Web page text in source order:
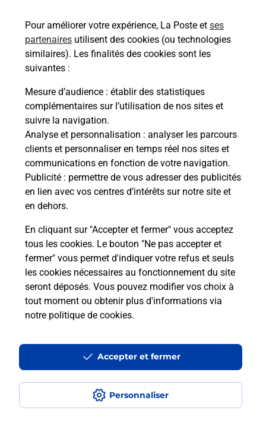
Pour améliorer votre expérience, La Poste et ses
partenaires utilisent des cookies (ou technologies
similaires). Les finalités des cookies sont les
suivantes :
Mesure d’audience : établir des statistiques
complémentaires sur l’utilisation de nos sites et
suivre la navigation.
Analyse et personnalisation : analyser les parcours
clients et personnaliser en temps réel nos sites et
communications en fonction de votre navigation.
Publicité : permettre de vous adresser des publicités
en lien avec vos centres d’intérêts sur notre site et
en dehors.
En cliquant sur "Accepter et fermer" vous acceptez
tous les cookies. Le bouton "Ne pas accepter et
fermer" vous permet d'indiquer votre refus et seuls
les cookies nécessaires au fonctionnement du site
seront déposés. Vous pouvez modifier vos choix à
tout moment ou obtenir plus d'informations via
notre politique de cookies.
Personnaliser
Accepter et fermer
Comment demander une
modification de livraison ?
Comment La Poste participe-t-elle
à votre sécurité au quotidien ?
Puis-je passer mon code de la route
avec La Poste et sous quelles
conditions ?
Localiser Liste Moselle ST AVOLD
Accessibilité : partiellement conforme
Conditions contractuelles
Mentions légales